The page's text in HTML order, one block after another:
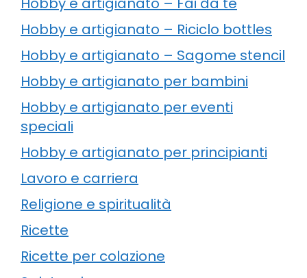
Hobby e artigianato – Riciclo bottles
Hobby e artigianato – Sagome stencil
Hobby e artigianato per bambini
Hobby e artigianato per eventi
speciali
Hobby e artigianato per principianti
Lavoro e carriera
Religione e spiritualità
Ricette
Ricette per colazione